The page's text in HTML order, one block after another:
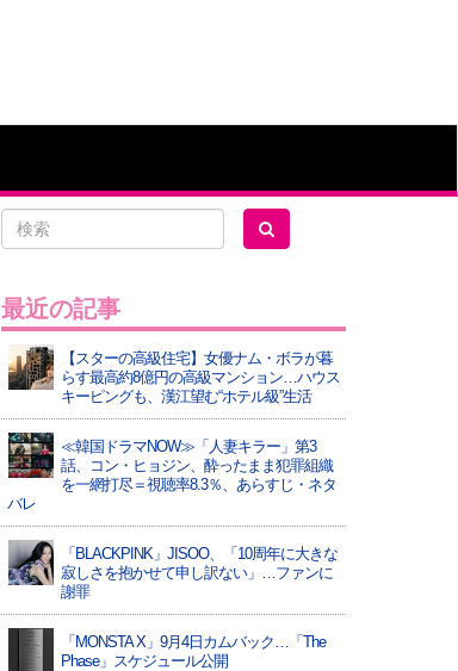
最近の記事
【スターの高級住宅】女優ナム・ボラが暮
らす最高約8億円の高級マンション…ハウス
キーピングも、漢江望む“ホテル級”生活
≪韓国ドラマNOW≫「人妻キラー」第3
話、コン・ヒョジン、酔ったまま犯罪組織
を一網打尽＝視聴率8.3％、あらすじ・ネタ
バレ
「BLACKPINK」JISOO、「10周年に大きな
寂しさを抱かせて申し訳ない」…ファンに
謝罪
「MONSTA X」9月4日カムバック…「The
Phase」スケジュール公開